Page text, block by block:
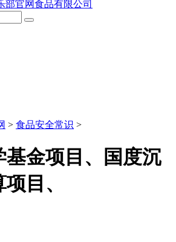
> 食品安全常识 >
基金项目、国度沉
目、